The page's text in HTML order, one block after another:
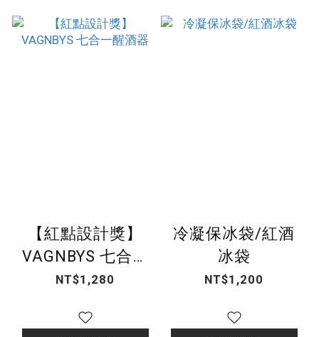
【紅點設計獎】
VAGNBYS 七合一
醒酒器
NT$1,280
冷凝保冰袋/紅酒
冰袋
NT$1,200